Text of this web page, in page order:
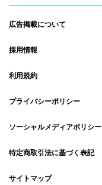
広告掲載について
採用情報
利用規約
プライバシーポリシー
ソーシャルメディアポリシー
特定商取引法に基づく表記
サイトマップ